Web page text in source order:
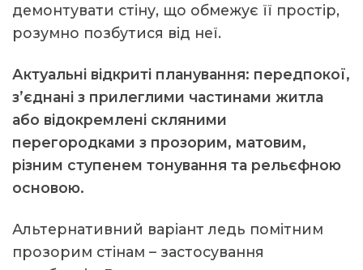
демонтувати стіну, що обмежує її простір,
розумно позбутися від неї.
Актуальні відкриті планування: передпокої,
з’єднані з прилеглими частинами житла
або відокремлені скляними
перегородками з прозорим, матовим,
різним ступенем тонування та рельєфною
основою.
Альтернативний варіант ледь помітним
прозорим стінам – застосування